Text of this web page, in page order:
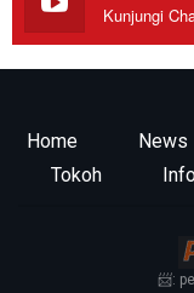
Home News
Tokoh
📨: